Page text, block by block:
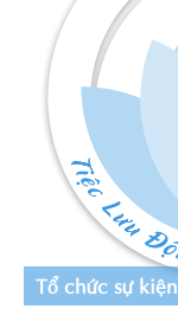
Tổ chức sự